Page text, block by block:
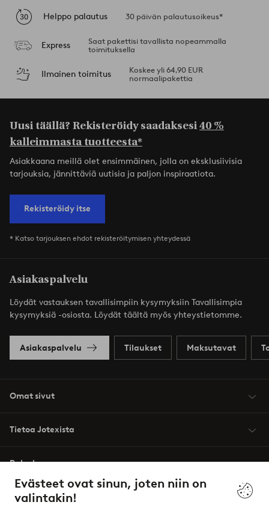
Evästeet ovat sinun, joten niin on
valintakin!
Helppo palautus 30 päivän palautusoikeus*
Express
Saat pakettisi tavallista nopeammalla
toimituksella
Ilmainen toimitus
Koskee yli 64,90 EUR
normaalipakettia
Uusi täällä? Rekisteröidy saadaksesi40 %
kalleimmasta tuotteesta*
Asiakkaana meillä olet ensimmäinen, jolla on eksklusiivisia
tarjouksia, jännittäviä uutisia ja paljon inspiraatiota.
Rekisteröidy itse
* Katso tarjouksen ehdot rekisteröitymisen yhteydessä
Asiakaspalvelu
Löydät vastauksen tavallisimpiin kysymyksiin Tavallisimpia
kysymyksiä -osiosta. Löydät täältä myös yhteystietomme.
Asiakaspalvelu Tilaukset Maksutavat
Omat sivut
Tietoa Jotexista
Palvelumme
Ehdot